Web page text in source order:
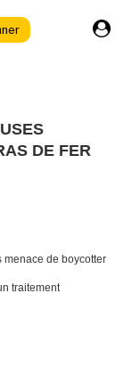
DE FER
menace de boycotter
traitement